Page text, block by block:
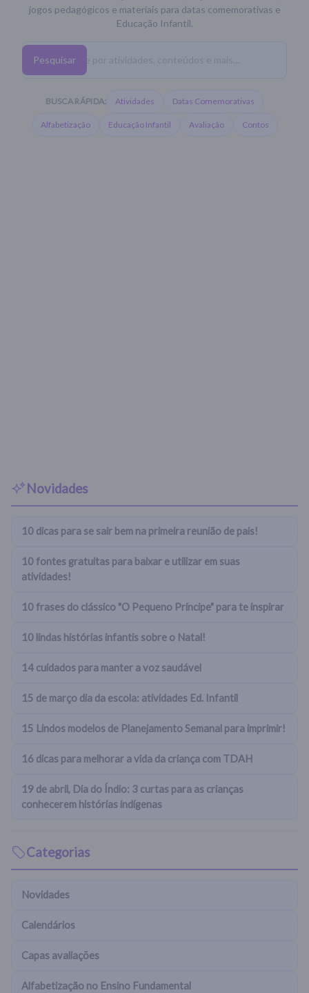
jogos pedagógicos e materiais para datas comemorativas e
Educação Infantil.
Pesquisar
BUSCA RÁPIDA: Atividades Datas Comemorativas
Alfabetização Educação Infantil Avaliação Contos
Novidades
10 dicas para se sair bem na primeira reunião de pais!
10 fontes gratuitas para baixar e utilizar em suas
atividades!
10 frases do clássico "O Pequeno Príncipe" para te inspirar
10 lindas histórias infantis sobre o Natal!
14 cuidados para manter a voz saudável
15 de março dia da escola: atividades Ed. Infantil
15 Lindos modelos de Planejamento Semanal para imprimir!
16 dicas para melhorar a vida da criança com TDAH
19 de abril, Dia do Índio: 3 curtas para as crianças
conhecerem histórias indígenas
Categorias
Novidades
Calendários
Capas avaliações
Alfabetização no Ensino Fundamental